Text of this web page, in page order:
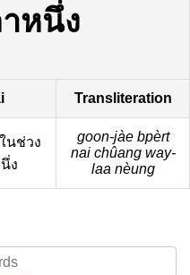
หนึ่ง
Transliteration
นช่วง
ง
goon-jàe bpèrt
nai chûang way-
laa nèung